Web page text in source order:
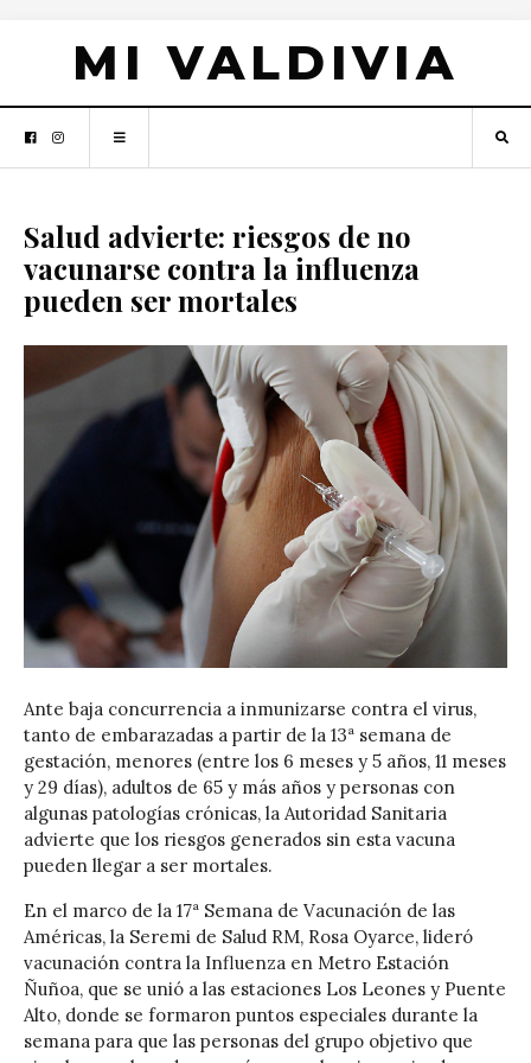
MI VALDIVIA
Salud advierte: riesgos de no
vacunarse contra la influenza
pueden ser mortales
Ante baja concurrencia a inmunizarse contra el virus,
tanto de embarazadas a partir de la 13ª semana de
gestación, menores (entre los 6 meses y 5 años, 11 meses
y 29 días), adultos de 65 y más años y personas con
algunas patologías crónicas, la Autoridad Sanitaria
advierte que los riesgos generados sin esta vacuna
pueden llegar a ser mortales.
En el marco de la 17ª Semana de Vacunación de las
Américas, la Seremi de Salud RM, Rosa Oyarce, lideró
vacunación contra la Influenza en Metro Estación
Ñuñoa, que se unió a las estaciones Los Leones y Puente
Alto, donde se formaron puntos especiales durante la
semana para que las personas del grupo objetivo que